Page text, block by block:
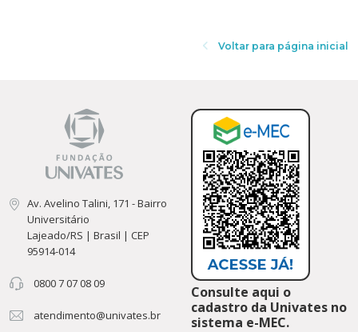
Voltar para página inicial
Av. Avelino Talini, 171 - Bairro
Universitário
Lajeado/RS | Brasil | CEP
95914-014
0800 7 07 08 09
atendimento@univates.br
Consulte aqui o
cadastro da Univates no
sistema e-MEC.